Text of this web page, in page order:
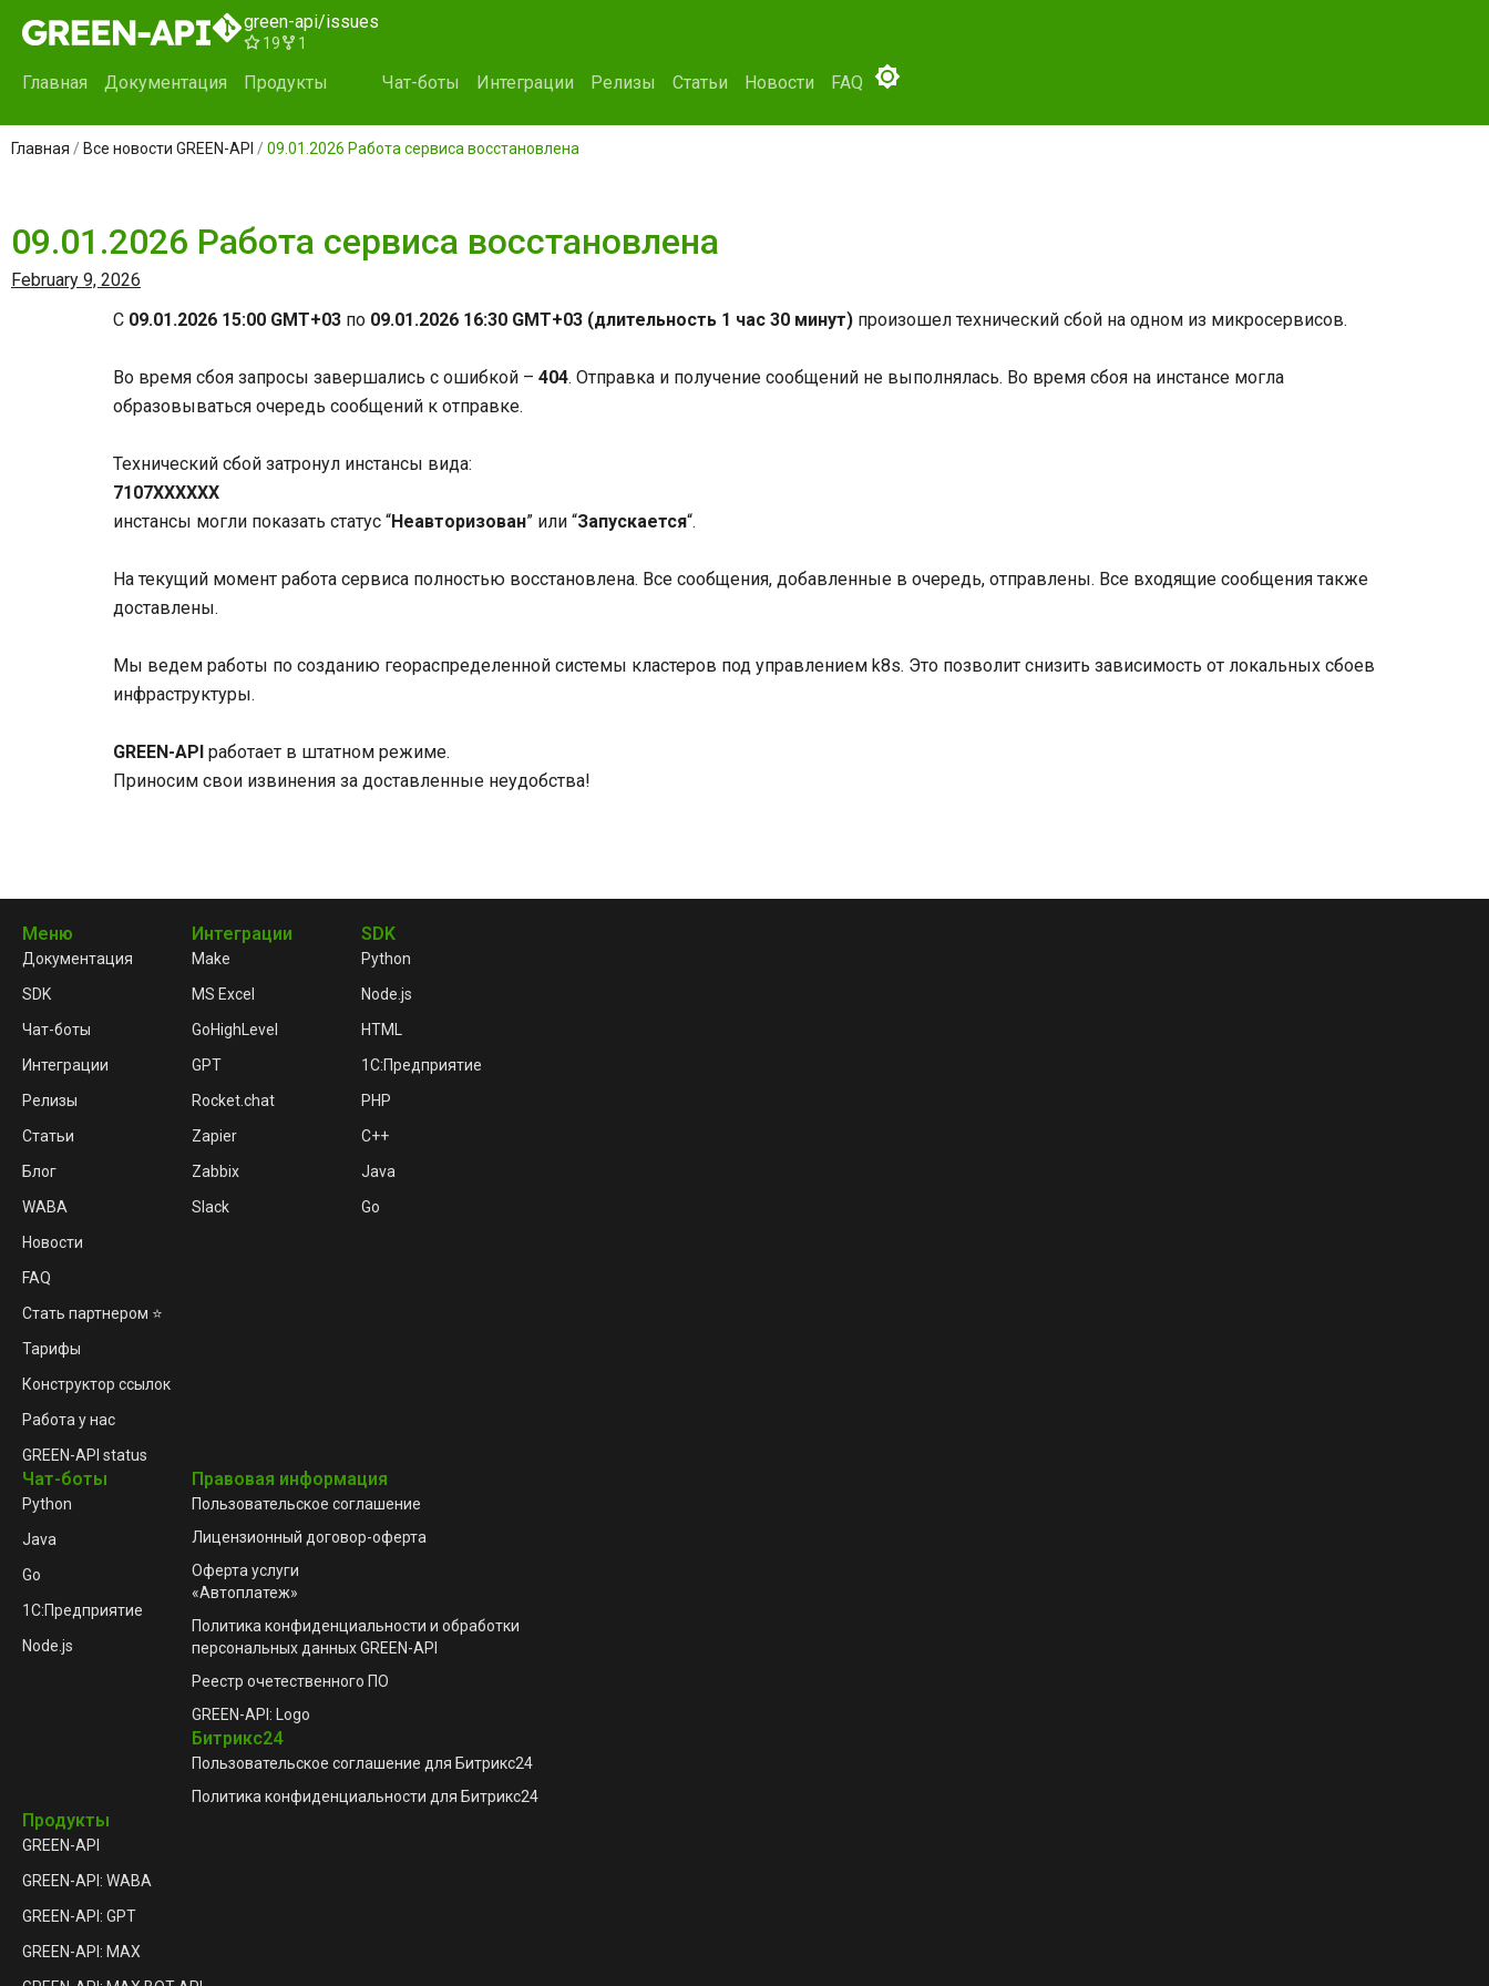
content
green-api/issues
19 1
Главная Документация Продукты Чат-боты Интеграции Релизы Статьи Новости FAQ
Главная / Все новости GREEN-API / 09.01.2026 Работа сервиса восстановлена
09.01.2026 Работа сервиса восстановлена
February 9, 2026
C 09.01.2026 15:00 GMT+03 по 09.01.2026 16:30 GMT+03 (длительность 1 час 30 минут) произошел технический сбой на одном из микросервисов.
Во время сбоя запросы завершались с ошибкой – 404. Отправка и получение сообщений не выполнялась. Во время сбоя на инстансе могла
образовываться очередь сообщений к отправке.
Технический сбой затронул инстансы вида:
7107ХХХХХХ
инстансы могли показать статус “Неавторизован” или “Запускается“.
На текущий момент работа сервиса полностью восстановлена. Все сообщения, добавленные в очередь, отправлены. Все входящие сообщения также
доставлены.
Мы ведем работы по созданию геораспределенной системы кластеров под управлением k8s. Это позволит снизить зависимость от локальных сбоев
инфраструктуры.
GREEN-API работает в штатном режиме.
Приносим свои извинения за доставленные неудобства!
Меню
Документация
SDK
Чат-боты
Интеграции
Релизы
Статьи
Блог
WABA
Новости
FAQ
Стать партнером ⭐
Тарифы
Конструктор ссылок
Работа у нас
GREEN-API status
Интеграции
Make
MS Excel
GoHighLevel
GPT
Rocket.chat
Zapier
Zabbix
Slack
SDK
Python
Node.js
HTML
1C:Предприятие
PHP
C++
Java
Go
Чат-боты
Python
Java
Go
1C:Предприятие
Node.js
Правовая информация
Пользовательское соглашение
Лицензионный договор-оферта
Оферта услуги
«Автоплатеж»
Политика конфиденциальности и обработки
персональных данных GREEN-API
Реестр очетественного ПО
GREEN-API: Logo
Битрикс24
Пользовательское соглашение для Битрикс24
Политика конфиденциальности для Битрикс24
Продукты
GREEN-API
GREEN-API: WABA
GREEN-API: GPT
GREEN-API: MAX